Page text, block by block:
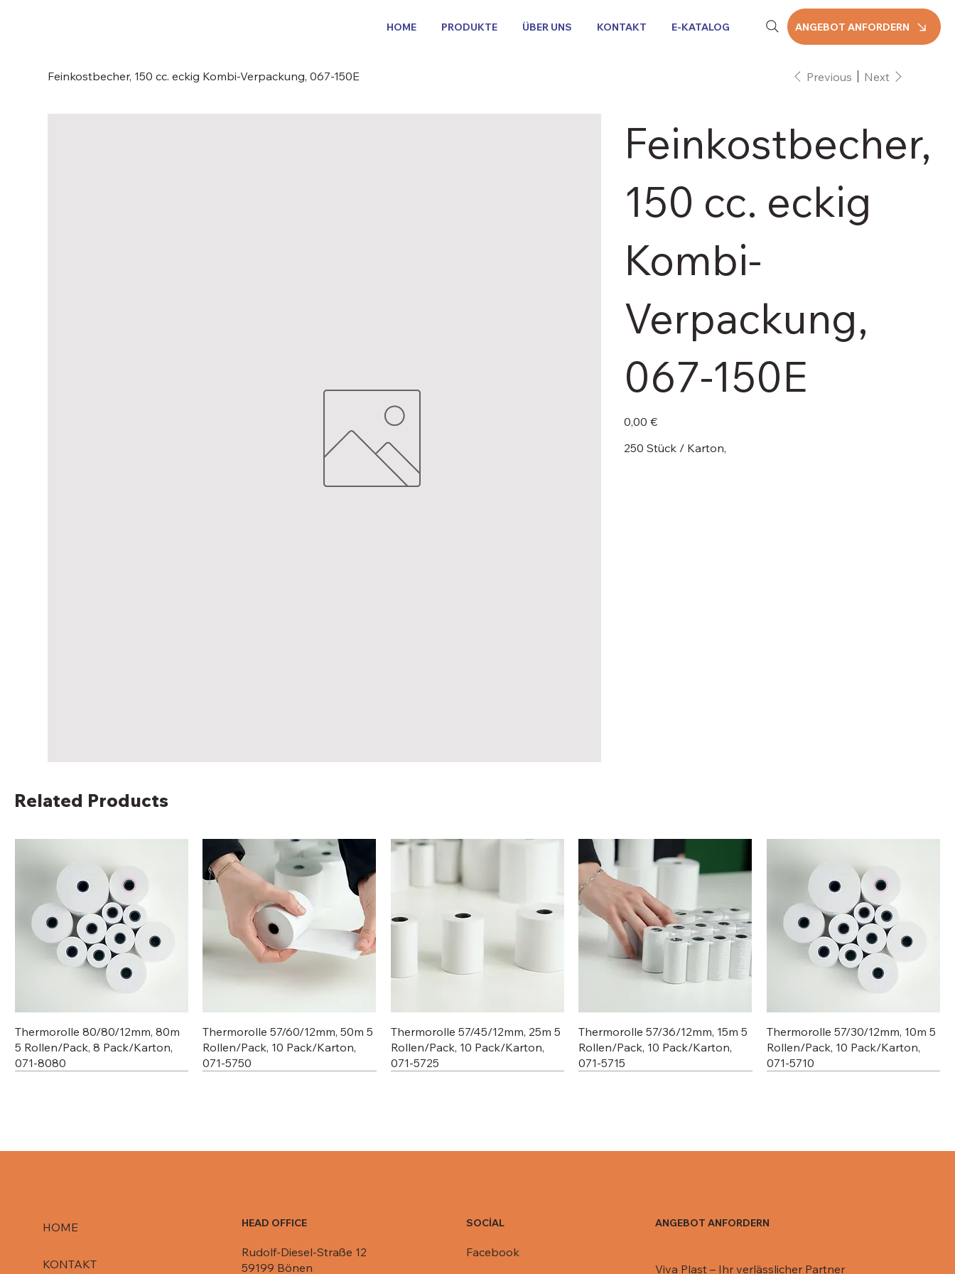
ANGEBOT ANFORDERN
HOME PRODUKTE ÜBER UNS KONTAKT E-KATALOG
Feinkostbecher, 150 cc. eckig Kombi-Verpackung, 067-150E Previous Next
Feinkostbecher,
150 cc. eckig
Kombi-
Verpackung,
067-150E
Price
0,00 €
250 Stück / Karton,
Related Products
Thermorolle 80/80/12mm, 80m
5 Rollen/Pack, 8 Pack/Karton,
071-8080
Thermorolle 57/60/12mm, 50m 5
Rollen/Pack, 10 Pack/Karton,
071-5750
Thermorolle 57/45/12mm, 25m 5
Rollen/Pack, 10 Pack/Karton,
071-5725
Thermorolle 57/36/12mm, 15m 5
Rollen/Pack, 10 Pack/Karton,
071-5715
Thermorolle 57/30/12mm, 10m 5
Rollen/Pack, 10 Pack/Karton,
071-5710
Deckel für Aluschale C807-1000,
Deckel für Aluschale C803-1450,
Deckel für Aluschale C801-770,
Deckel für 911 ML, 081-DR911
Deckel für Aluschale R84-861,
Deckel für Aluschale R1-845,
Deckel für Aluschale R13 / 670
Deckel für Aluschale R0-65L /
Deckel für R651 L / 080-R651/
HOME
KONTAKT
HEAD OFFICE
Rudolf-Diesel-Straße 12
59199 Bönen
SOCİAL
Facebook
ANGEBOT ANFORDERN
Viva Plast – Ihr verlässlicher Partner